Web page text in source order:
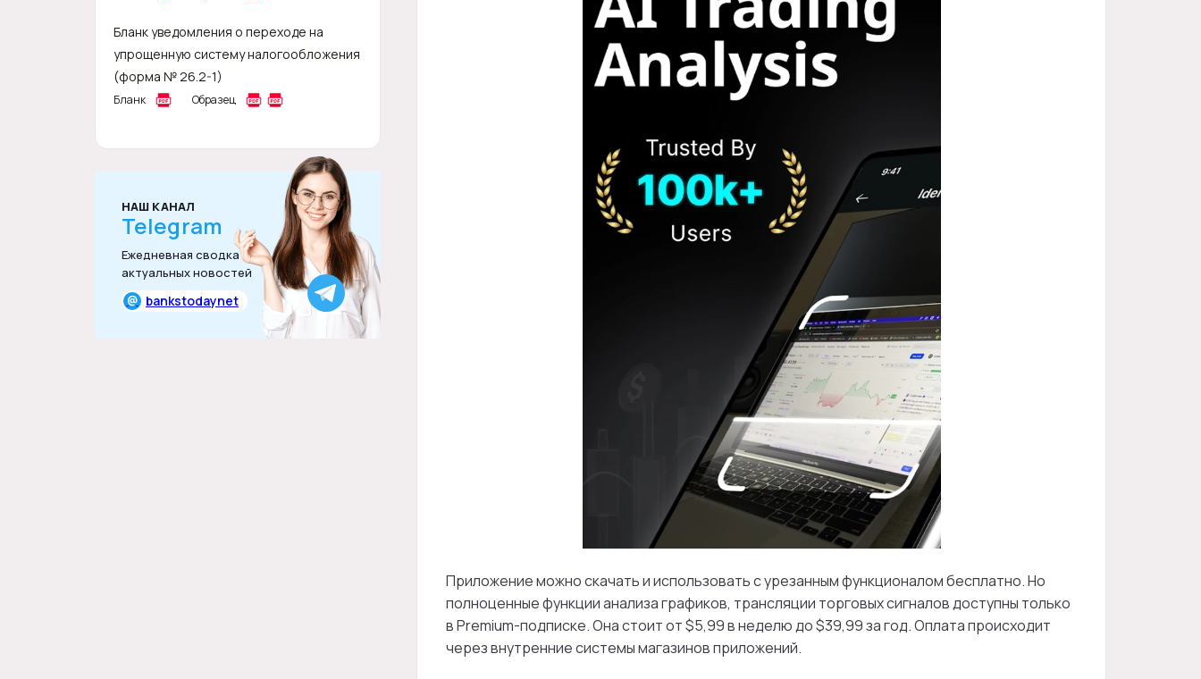
Бланк уведомления о переходе на
упрощенную систему налогообложения
(форма № 26.2-1)
Бланк Образец
НАШ КАНАЛ
Telegram
Ежедневная сводка
актуальных новостей
@ bankstodaynet
Приложение можно скачать и использовать с урезанным функционалом бесплатно. Но
полноценные функции анализа графиков, трансляции торговых сигналов доступны только
в Premium-подписке. Она стоит от $5,99 в неделю до $39,99 за год. Оплата происходит
через внутренние системы магазинов приложений.